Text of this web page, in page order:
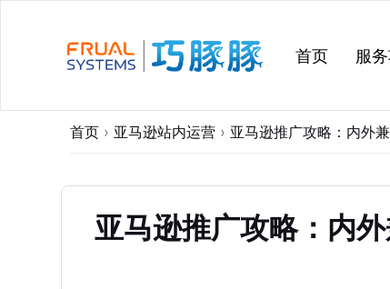
首页 服
首页 › 亚马逊站内运营 › 亚马逊推广攻略：内外
亚马逊推广攻略：内